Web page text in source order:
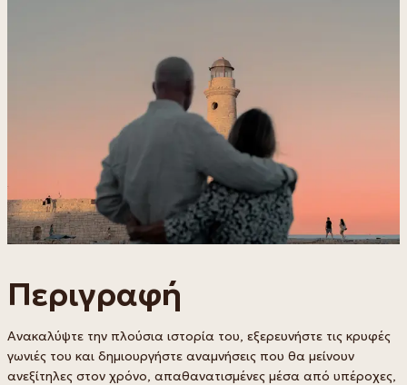
Περιγραφή
Ανακαλύψτε την πλούσια ιστορία του, εξερευνήστε τις κρυφές
γωνιές του και δημιουργήστε αναμνήσεις που θα μείνουν
ανεξίτηλες στον χρόνο, απαθανατισμένες μέσα από υπέροχες,